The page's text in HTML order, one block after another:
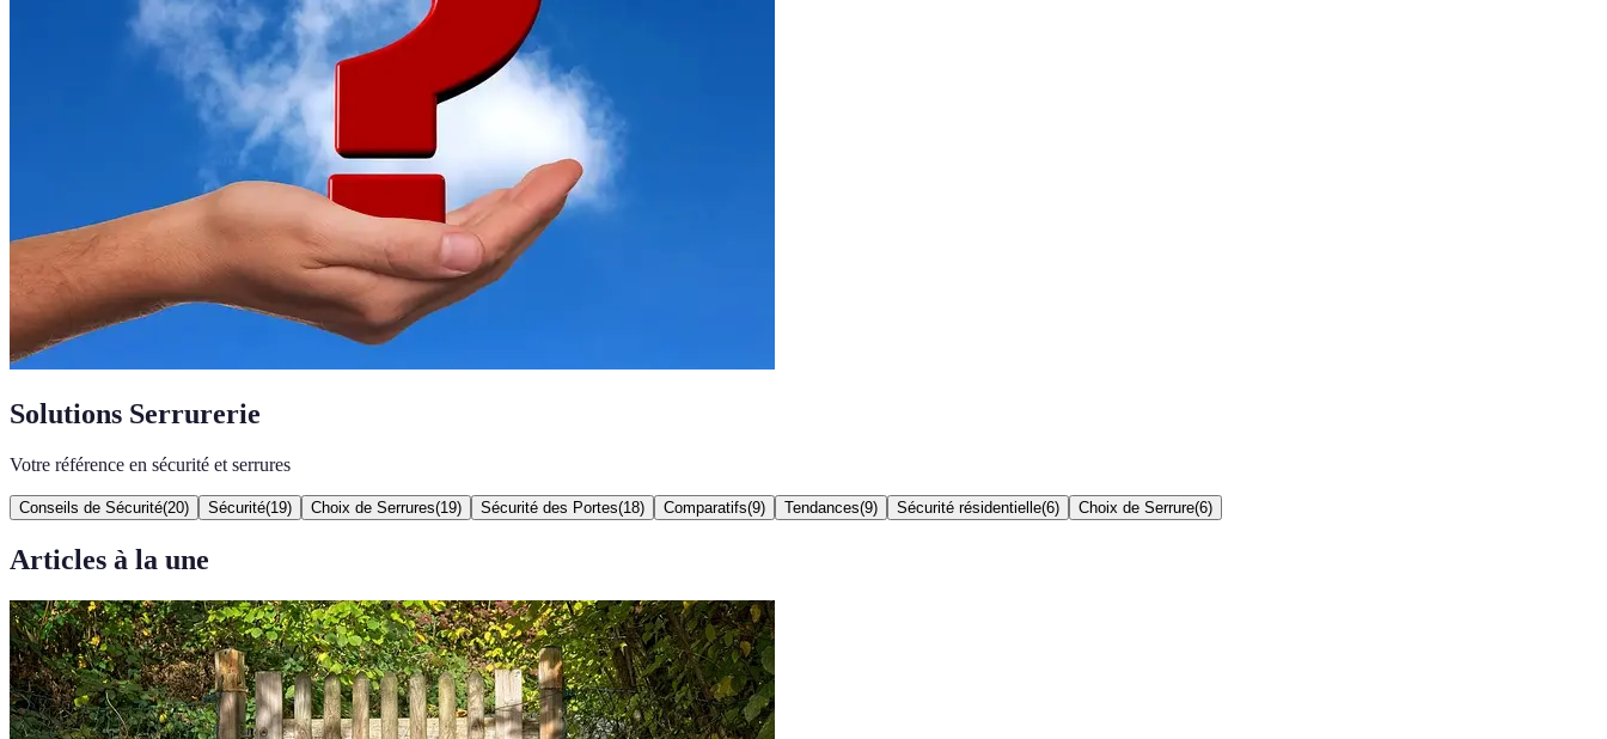
Solutions Serrurerie
Votre référence en sécurité et serrures
Conseils de Sécurité(20) Sécurité(19) Choix de Serrures(19) Sécurité des Portes(18) Comparatifs(9) Tendances(9) Sécurité résidentielle(6) Choix de Serrure(6)
Articles à la une